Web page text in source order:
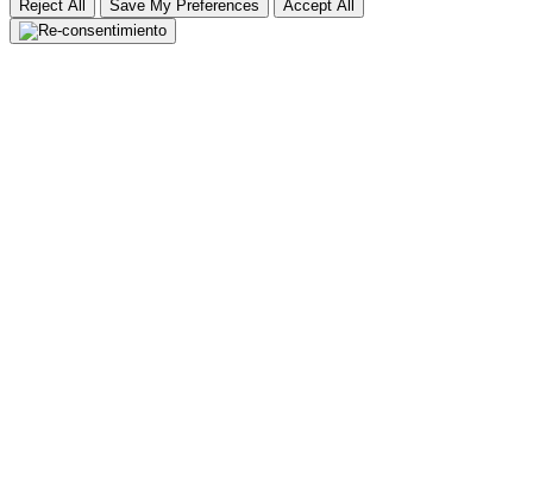
Reject All Save My Preferences Accept All